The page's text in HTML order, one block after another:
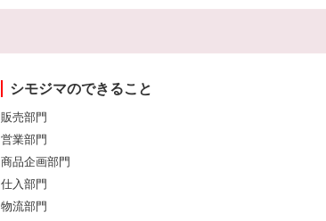
シモジマのできること
販売部門
営業部門
商品企画部門
仕入部門
物流部門